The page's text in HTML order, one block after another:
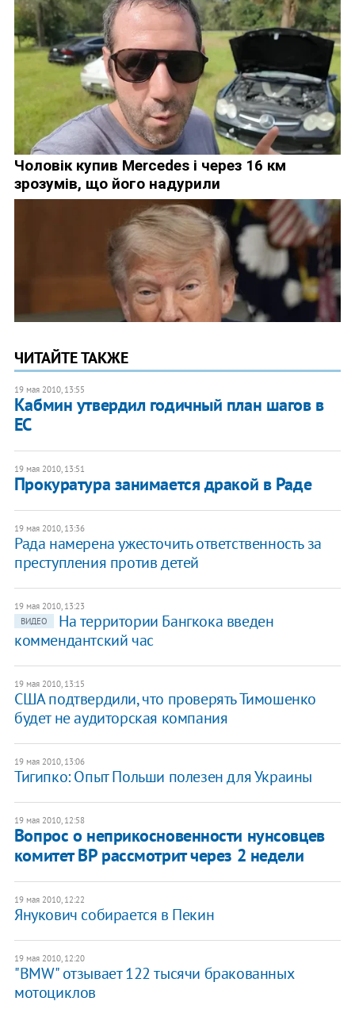
ЧИТАЙТЕ ТАКЖЕ
19 мая 2010, 13:55
Кабмин утвердил годичный план шагов в
ЕС
19 мая 2010, 13:51
Прокуратура занимается дракой в Раде
19 мая 2010, 13:36
Рада намерена ужесточить ответственность за
преступления против детей
19 мая 2010, 13:23
ВИДЕО
На территории Бангкока введен
коммендантский час
19 мая 2010, 13:15
США подтвердили, что проверять Тимошенко
будет не аудиторская компания
19 мая 2010, 13:06
Тигипко: Опыт Польши полезен для Украины
19 мая 2010, 12:58
Вопрос о неприкосновенности нунсовцев
комитет ВР рассмотрит через 2 недели
19 мая 2010, 12:22
Янукович собирается в Пекин
19 мая 2010, 12:20
"BMW" отзывает 122 тысячи бракованных
мотоциклов